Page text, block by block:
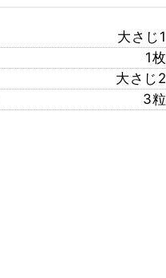
大さじ1
1枚
大さじ2
3粒